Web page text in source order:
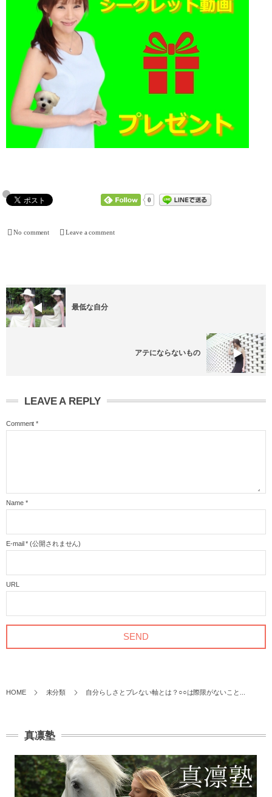
0
No comment Leave a comment
最低な自分
アテにならないもの
LEAVE A REPLY
Comment *
Name *
E-mail * (公開されません)
URL
HOME 未分類 自分らしさとブレない軸とは？○○は際限がないこと...
真凛塾